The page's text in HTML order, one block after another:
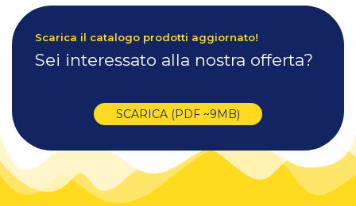
Scarica il catalogo prodotti aggiornato!
Sei interessato alla nostra offerta?
SCARICA (PDF ~9MB)